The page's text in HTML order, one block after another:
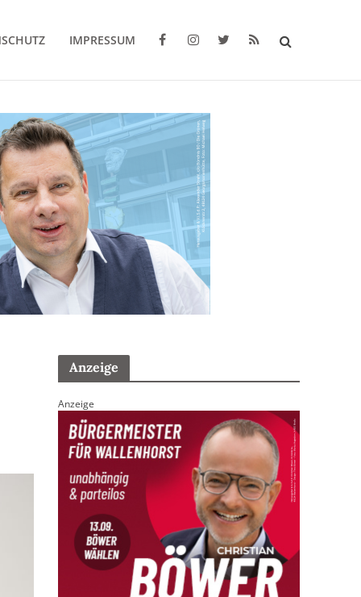
IMPRESSUM
Anzeige
Anzeige